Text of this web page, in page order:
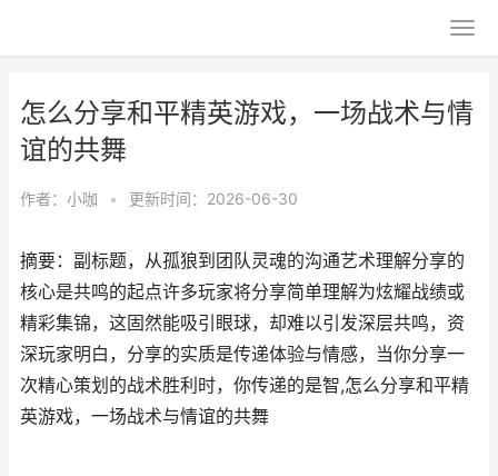
怎么分享和平精英游戏，一场战术与情
谊的共舞
作者： 小咖 • 更新时间：2026-06-30
摘要：副标题，从孤狼到团队灵魂的沟通艺术理解分享的
核心是共鸣的起点许多玩家将分享简单理解为炫耀战绩或
精彩集锦，这固然能吸引眼球，却难以引发深层共鸣，资
深玩家明白，分享的实质是传递体验与情感，当你分享一
次精心策划的战术胜利时，你传递的是智,怎么分享和平精
英游戏，一场战术与情谊的共舞